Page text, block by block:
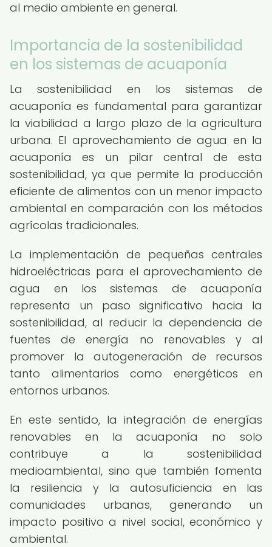
al medio ambiente en general.
Importancia de la sostenibilidad
en los sistemas de acuaponía
La sostenibilidad en los sistemas de
acuaponía es fundamental para garantizar
la viabilidad a largo plazo de la agricultura
urbana. El aprovechamiento de agua en la
acuaponía es un pilar central de esta
sostenibilidad, ya que permite la producción
eficiente de alimentos con un menor impacto
ambiental en comparación con los métodos
agrícolas tradicionales.
La implementación de pequeñas centrales
hidroeléctricas para el aprovechamiento de
agua en los sistemas de acuaponía
representa un paso significativo hacia la
sostenibilidad, al reducir la dependencia de
fuentes de energía no renovables y al
promover la autogeneración de recursos
tanto alimentarios como energéticos en
entornos urbanos.
En este sentido, la integración de energías
renovables en la acuaponía no solo
contribuye a la sostenibilidad
medioambiental, sino que también fomenta
la resiliencia y la autosuficiencia en las
comunidades urbanas, generando un
impacto positivo a nivel social, económico y
ambiental.